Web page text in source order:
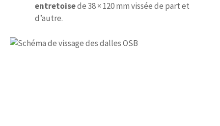
entretoisede 38 × 120 mm vissée de part et
d’autre.